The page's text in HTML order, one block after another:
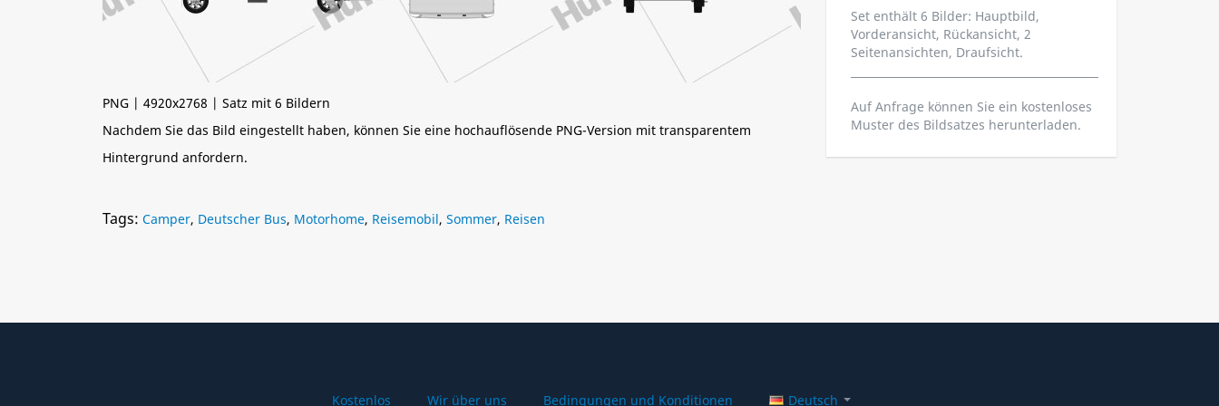
PNG | 4920x2768 | Satz mit 6 Bildern
Nachdem Sie das Bild eingestellt haben, können Sie eine hochauflösende PNG-Version mit transparentem
Hintergrund anfordern.
Set enthält 6 Bilder: Hauptbild,
Vorderansicht, Rückansicht, 2
Seitenansichten, Draufsicht.
Auf Anfrage können Sie ein kostenloses
Muster des Bildsatzes herunterladen.
Tags: Camper, Deutscher Bus, Motorhome, Reisemobil, Sommer, Reisen
Kostenlos Wir über uns Bedingungen und Konditionen Deutsch